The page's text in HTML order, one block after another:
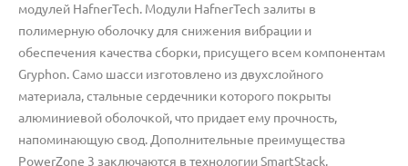
модулей HafnerTech. Модули HafnerTech залиты в
полимерную оболочку для снижения вибрации и
обеспечения качества сборки, присущего всем компонентам
Gryphon. Само шасси изготовлено из двухслойного
материала, стальные сердечники которого покрыты
алюминиевой оболочкой, что придает ему прочность,
напоминающую свод. Дополнительные преимущества
PowerZone 3 заключаются в технологии SmartStack,